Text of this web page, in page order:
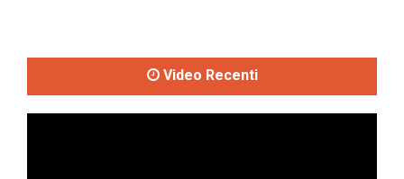
Video Recenti